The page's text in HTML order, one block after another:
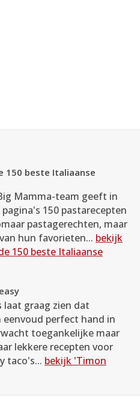
150 beste Italiaanse
Mamma-team geeft in
150 pastarecepten
pastagerechten, maar
hun favorieten... bekijk
150 beste Italiaanse
laat graag zien dat
perfect hand in
toegankelijke maar
lekkere recepten voor
taco's... bekijk 'Timon